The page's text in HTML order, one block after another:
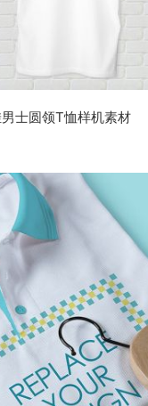
士圆领T恤样机素材